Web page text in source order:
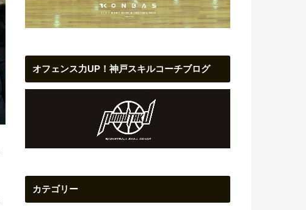
オフェンス力UP！神戸スキルコーチブログ
カテゴリー